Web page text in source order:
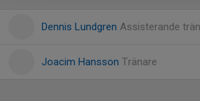
Dennis Lundgren Assisterande
Joacim Hansson Tränare